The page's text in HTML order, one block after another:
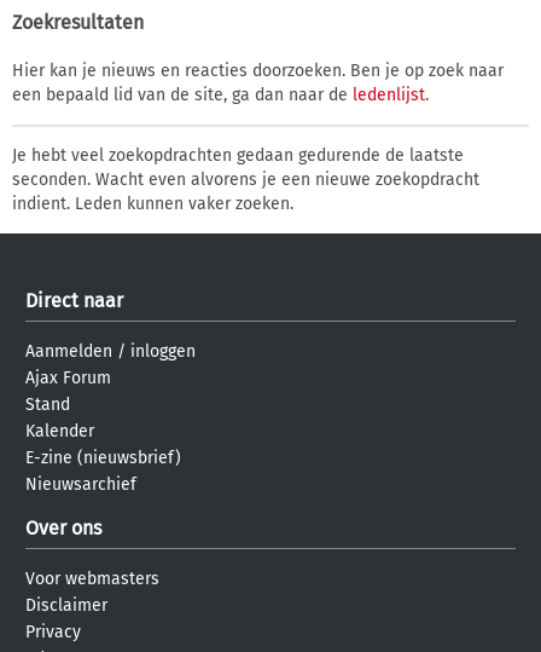
Zoekresultaten
Hier kan je nieuws en reacties doorzoeken. Ben je op zoek naar
een bepaald lid van de site, ga dan naar de ledenlijst.
Je hebt veel zoekopdrachten gedaan gedurende de laatste
seconden. Wacht even alvorens je een nieuwe zoekopdracht
indient. Leden kunnen vaker zoeken.
Direct naar
Aanmelden / inloggen
Ajax Forum
Stand
Kalender
E-zine (nieuwsbrief)
Nieuwsarchief
Over ons
Voor webmasters
Disclaimer
Privacy